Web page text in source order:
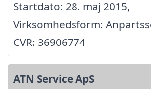
Startdato: 28. maj 2015,
Virksomhedsform:
CVR: 36906774
ATN Service ApS